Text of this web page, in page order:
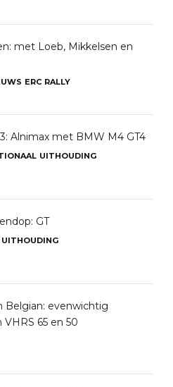
met Loeb, Mikkelsen en
ERC RALLY
Alnimax met BMW M4 GT4
UITHOUDING
GT
UITHOUDING
Belgian: evenwichtig
65 en 50